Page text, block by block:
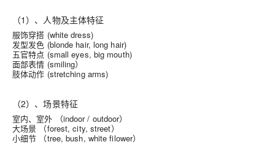
（1）、人物及主体特征
服饰穿搭 (white dress)
发型发色 (blonde hair, long hair)
五官特点 (small eyes, big mouth)
面部表情 (smiling）
肢体动作 (stretching arms)
（2）、场景特征
室内、室外 （indoor / outdoor）
大场景 （forest, city, street）
小细节 （tree, bush, white filower）